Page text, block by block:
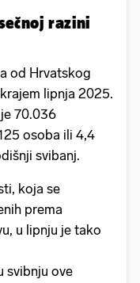
razini
od Hrvatskog
lipnja 2025.
70.036
osoba ili 4,4
svibanj.
koja se
prema
u lipnju je tako
svibnju ove